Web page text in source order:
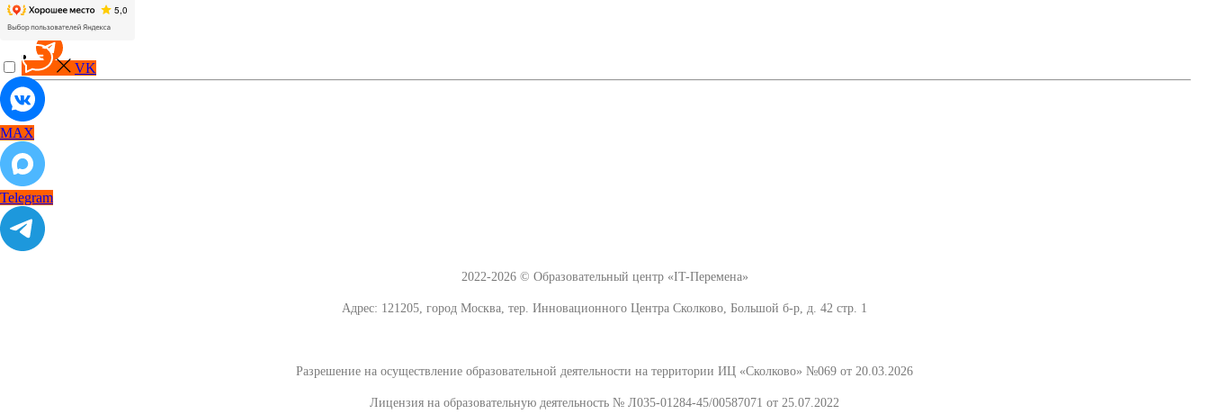
VK
MAX
Telegram
2022-2026 © Образовательный центр «IT-Перемена»
Адрес: 121205, город Москва, тер. Инновационного Центра Сколково, Большой б-р, д. 42 стр. 1
Разрешение на осуществление образовательной деятельности на территории ИЦ «Сколково» №069 от 20.03.2026
Лицензия на образовательную деятельность № Л035-01284-45/00587071 от 25.07.2022